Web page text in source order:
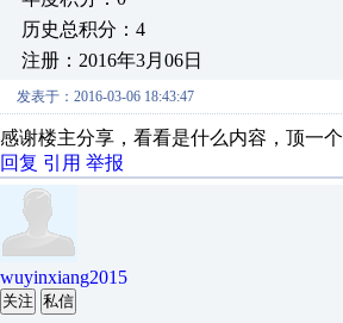
历史总积分：4
注册：2016年3月06日
发表于：2016-03-06 18:43:47
感谢楼主分享，看看是什么内容，顶一个
回复 引用 举报
wuyinxiang2015
关注 私信